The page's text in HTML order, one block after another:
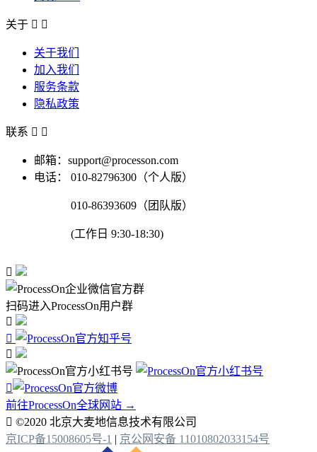
关于  
关于我们
加入我们
服务条款
隐私政策
联系  
邮箱：support@processon.com
电话：
010-82796300（个人版）
010-86393609（团队版）
(工作日 9:30-18:30)

扫码进入ProcessOn用户群




前往ProcessOn全球网站 →
 ©2020 北京大麦地信息技术有限公司
京ICP备15008605号-1 | 京公网安备 11010802033154号